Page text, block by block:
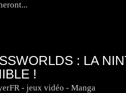
: LA
!
- jeux vidéo - Manga